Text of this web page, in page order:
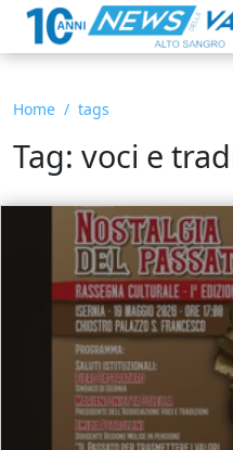
Home tags
Tag: voci e